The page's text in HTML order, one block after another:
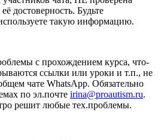
достоверность. Будьте
такую информацию.
с прохождением курса, что-
ссылки или уроки и т.п., не
чате WhatsApp. Обязательно
по эл.почте irina@proautism.ru.
решит любые тех.проблемы.